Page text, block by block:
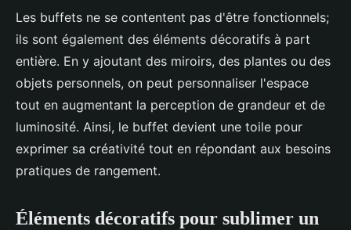
Les buffets ne se contentent pas d'être fonctionnels;
ils sont également des éléments décoratifs à part
entière. En y ajoutant des miroirs, des plantes ou des
objets personnels, on peut personnaliser l'espace
tout en augmentant la perception de grandeur et de
luminosité. Ainsi, le buffet devient une toile pour
exprimer sa créativité tout en répondant aux besoins
pratiques de rangement.
Éléments décoratifs pour sublimer un